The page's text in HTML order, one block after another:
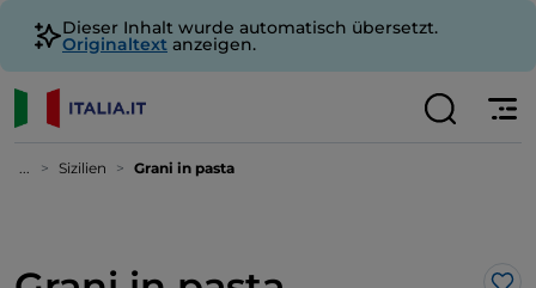
Dieser Inhalt wurde automatisch übersetzt.
Originaltext anzeigen.
... Sizilien Grani in pasta